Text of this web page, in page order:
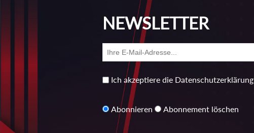
NEWSLETTER
Ich akzeptiere die Datenschutzerklärung
Abonnieren Abonnement löschen